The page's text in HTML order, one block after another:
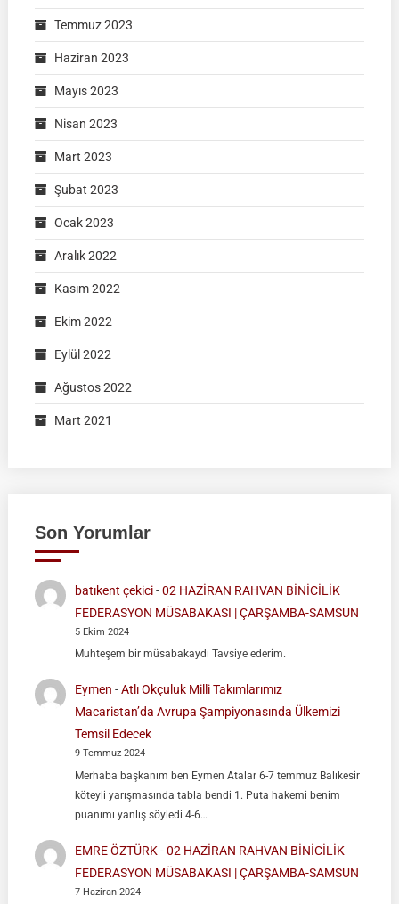
Temmuz 2023
Haziran 2023
Mayıs 2023
Nisan 2023
Mart 2023
Şubat 2023
Ocak 2023
Aralık 2022
Kasım 2022
Ekim 2022
Eylül 2022
Ağustos 2022
Mart 2021
Son Yorumlar
batıkent çekici-02 HAZİRAN RAHVAN BİNİCİLİK
FEDERASYON MÜSABAKASI | ÇARŞAMBA-SAMSUN
5 Ekim 2024
Muhteşem bir müsabakaydı Tavsiye ederim.
Eymen -Atlı Okçuluk Milli Takımlarımız
Macaristan’da Avrupa Şampiyonasında Ülkemizi
Temsil Edecek
9 Temmuz 2024
Merhaba başkanım ben Eymen Atalar 6-7 temmuz Balıkesir
köteyli yarışmasında tabla bendi 1. Puta hakemi benim
puanımı yanlış söyledi 4-6…
EMRE ÖZTÜRK-02 HAZİRAN RAHVAN BİNİCİLİK
FEDERASYON MÜSABAKASI | ÇARŞAMBA-SAMSUN
7 Haziran 2024